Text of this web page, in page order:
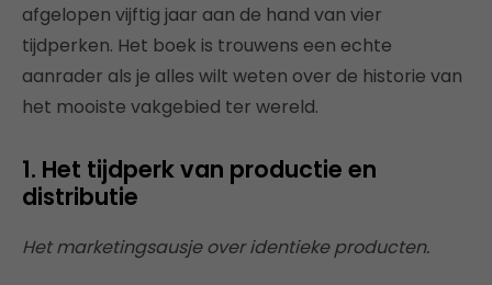
afgelopen vijftig jaar aan de hand van vier
tijdperken. Het boek is trouwens een echte
aanrader als je alles wilt weten over de historie van
het mooiste vakgebied ter wereld.
1. Het tijdperk van productie en
distributie
Het marketingsausje over identieke producten.